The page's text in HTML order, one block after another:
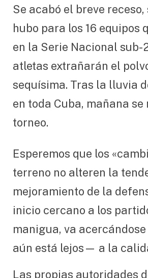
Se acabó el breve receso,
hubo para los 16 equipos
en la Serie Nacional sub-
atletas extrañarán el
sequísima. Tras la lluvia
en toda Cuba, mañana se
torneo.
Esperemos que los
terreno no alteren la
mejoramiento de la
inicio cercano a los
manigua, va
aún está lejos— a la
Las propias autoridades